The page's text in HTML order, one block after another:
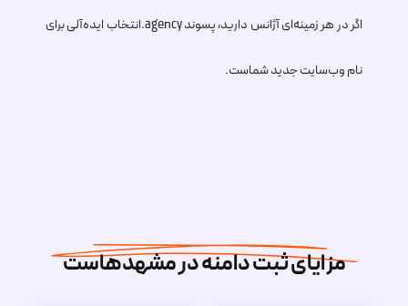
اگر در هر زمینه‌ای آژانس دارید، پسوند.agencyانتخاب ایده‌آلی برای
نام وب‌سایت جدید شماست.
مزایای ثبت دامنه در مشهدهاست